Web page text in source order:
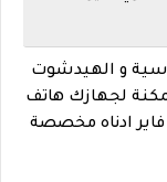
و الهيدشوت
لجهازك هاتف
ادناه مخصصة